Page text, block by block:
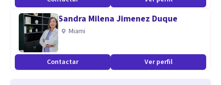
Sandra Milena Jimenez Duque
Miami
Contactar Ver perfil